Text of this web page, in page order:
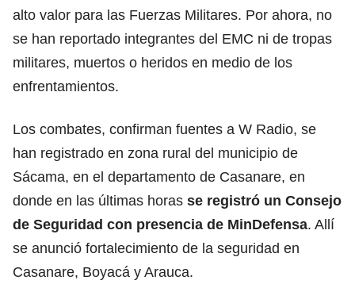
alto valor para las Fuerzas Militares. Por ahora, no
se han reportado integrantes del EMC ni de tropas
militares, muertos o heridos en medio de los
enfrentamientos.
Los combates, confirman fuentes a W Radio, se
han registrado en zona rural del municipio de
Sácama, en el departamento de Casanare, en
donde en las últimas horas se registró un Consejo
de Seguridad con presencia de MinDefensa. Allí
se anunció fortalecimiento de la seguridad en
Casanare, Boyacá y Arauca.